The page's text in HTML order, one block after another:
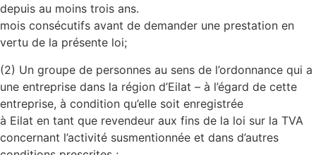
depuis au moins trois ans.
mois consécutifs avant de demander une prestation en
vertu de la présente loi;
(2) Un groupe de personnes au sens de l’ordonnance qui a
une entreprise dans la région d’Eilat – à l’égard de cette
entreprise, à condition qu’elle soit enregistrée
à Eilat en tant que revendeur aux fins de la loi sur la TVA
concernant l’activité susmentionnée et dans d’autres